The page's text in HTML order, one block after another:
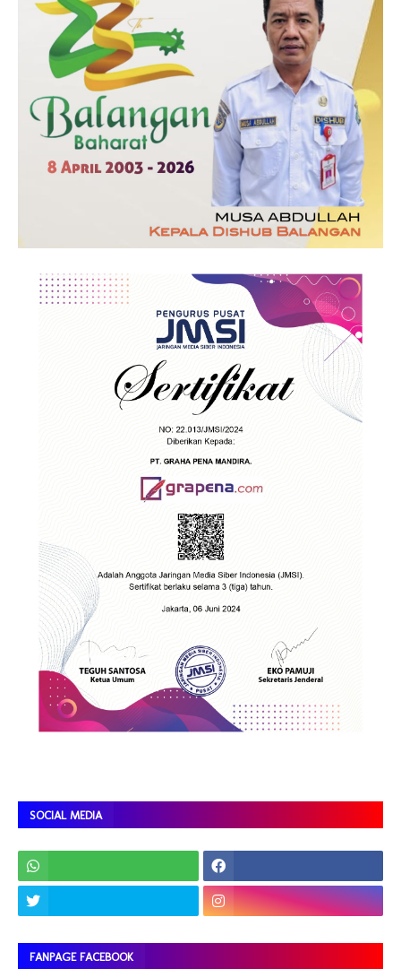
SOCIAL MEDIA
FANPAGE FACEBOOK